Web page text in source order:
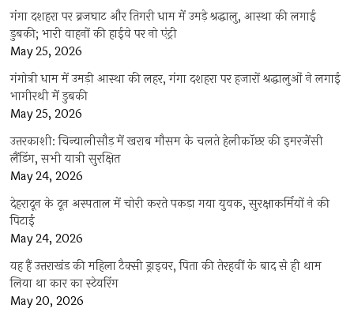
गंगा दशहरा पर ब्रजघाट और तिगरी धाम में उमड़े श्रद्धालु, आस्था की लगाई
डुबकी; भारी वाहनों की हाईवे पर नो एंट्री
May 25, 2026
गंगोत्री धाम में उमड़ी आस्था की लहर, गंगा दशहरा पर हजारों श्रद्धालुओं ने लगाई
भागीरथी में डुबकी
May 25, 2026
उत्तरकाशी: चिन्यालीसौड़ में खराब मौसम के चलते हेलीकॉप्टर की इमरजेंसी
लैंडिंग, सभी यात्री सुरक्षित
May 24, 2026
देहरादून के दून अस्पताल में चोरी करते पकड़ा गया युवक, सुरक्षाकर्मियों ने की
पिटाई
May 24, 2026
यह हैं उत्तराखंड की महिला टैक्सी ड्राइवर, पिता की तेरहवीं के बाद से ही थाम
लिया था कार का स्टेयरिंग
May 20, 2026